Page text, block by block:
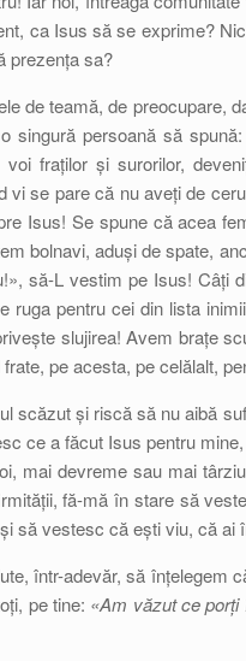
ca Isus să se exprime?
prezența sa?
de teamă, de preocupare,
singură persoană să
fraților și surorilor,
vi se pare că nu aveți de
Isus! Se spune că acea
bolnavi, aduși de spate,
să-L vestim pe Isus! Câți
ruga pentru cei din lista
slujirea! Avem brațe
pe acesta, pe celălalt,
scăzut și riscă să nu aibă
ce a făcut Isus pentru
mai devreme sau mai
fă-mă în stare să
să vestesc că ești viu, că ai
într-adevăr, să înțelegem
pe tine: «Am văzut ce